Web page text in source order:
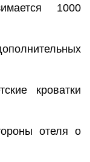
1000
кроватки
отеля о